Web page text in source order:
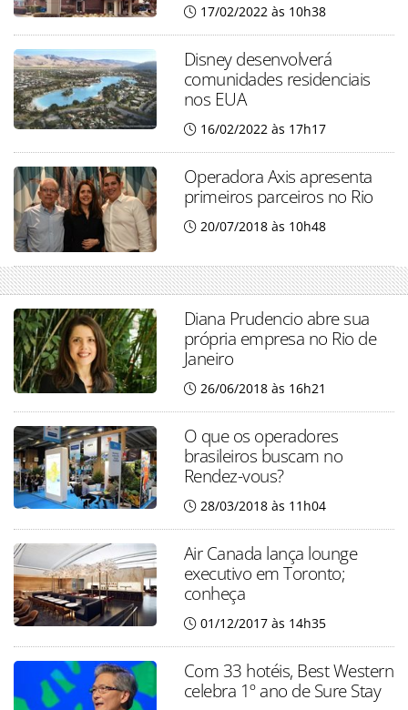
17/02/2022 às 10h38
Disney desenvolverá
comunidades residenciais
nos EUA
16/02/2022 às 17h17
Operadora Axis apresenta
primeiros parceiros no Rio
20/07/2018 às 10h48
Diana Prudencio abre sua
própria empresa no Rio de
Janeiro
26/06/2018 às 16h21
O que os operadores
brasileiros buscam no
Rendez-vous?
28/03/2018 às 11h04
Air Canada lança lounge
executivo em Toronto;
conheça
01/12/2017 às 14h35
Com 33 hotéis, Best Western
celebra 1º ano de Sure Stay